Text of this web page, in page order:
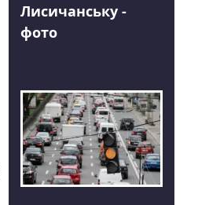
Лисичанську -
фото